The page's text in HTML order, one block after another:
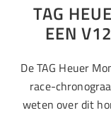
TAG
EEN
De TAG Heuer
race-
weten over dit